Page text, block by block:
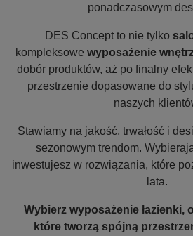
ponadczasowym
DES Concept to nie tylko
kompleksowe wyposażenie
dobór produktów, aż po finalny
przestrzenie dopasowane do
naszych
Stawiamy na jakość, trwałość i
sezonowym trendom.
inwestujesz w rozwiązania, które
lata.
Wybierz wyposażenie łazienki,
które tworzą spójną